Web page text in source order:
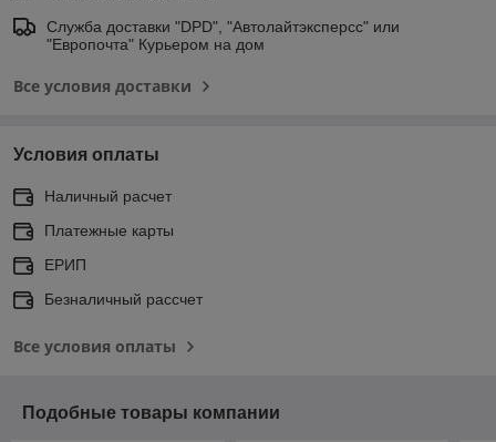
Служба доставки "DPD", "Автолайтэксперсс" или
"Европочта" Курьером на дом
Все условия доставки
Условия оплаты
Наличный расчет
Платежные карты
ЕРИП
Безналичный рассчет
Все условия оплаты
Подобные товары компании